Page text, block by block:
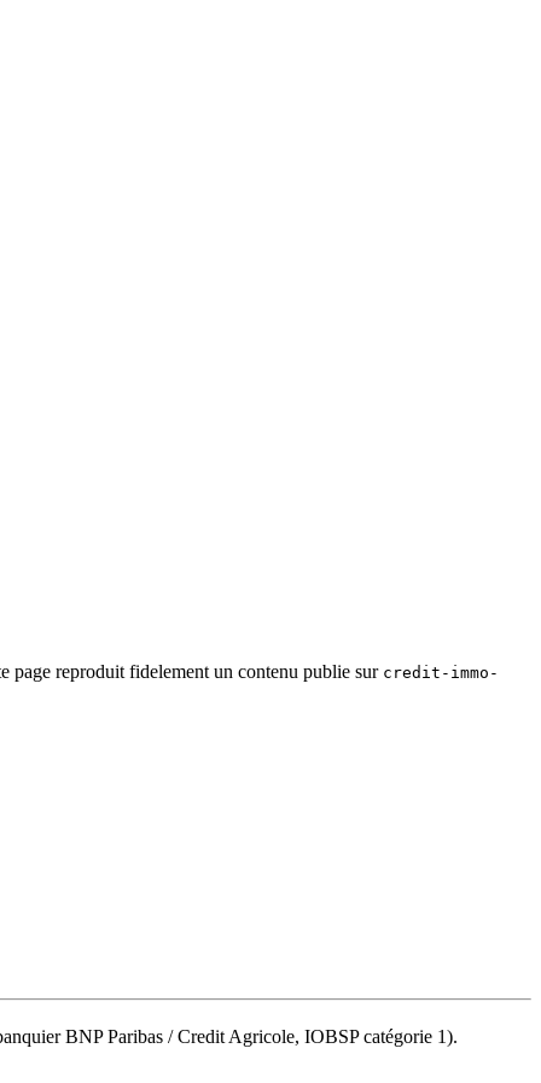
page reproduit fidelement un contenu publie sur credit-immo-
BNP Paribas / Credit Agricole, IOBSP catégorie 1).